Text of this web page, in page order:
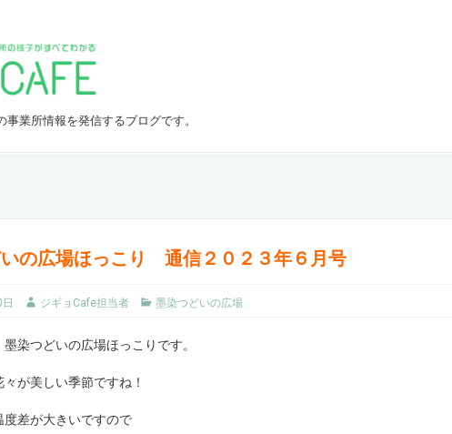
事業所情報を発信するブログです。
の広場ほっこり 通信２０２３年６月号
ジギョCafe担当者 墨染つどいの広場
染つどいの広場ほっこりです。
が美しい季節ですね！
度差が大きいですので